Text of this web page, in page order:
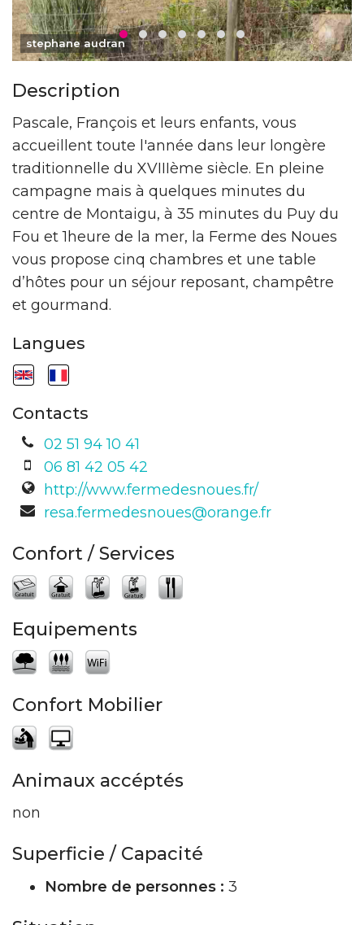
stephane audran
Description
Pascale, François et leurs enfants, vous
accueillent toute l'année dans leur longère
traditionnelle du XVIIIème siècle. En pleine
campagne mais à quelques minutes du
centre de Montaigu, à 35 minutes du Puy du
Fou et 1heure de la mer, la Ferme des Noues
vous propose cinq chambres et une table
d’hôtes pour un séjour reposant, champêtre
et gourmand.
Langues
Contacts
02 51 94 10 41
06 81 42 05 42
http://www.fermedesnoues.fr/
resa.fermedesnoues@orange.fr
Confort / Services
Equipements
Confort Mobilier
Animaux accéptés
non
Superficie / Capacité
Nombre de personnes : 3